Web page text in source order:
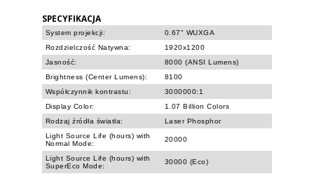
SPECYFIKACJA
System projekcji:
0.67" WUXGA
Rozdzielczość Natywna:
1920x1200
Jasność:
8000 (ANSI Lumens)
Brightness (Center Lumens):
8100
Współczynnik kontrastu:
3000000:1
Display Color:
1.07 Billion Colors
Rodzaj źródła światła:
Laser Phosphor
Light Source Life (hours) with
Normal Mode:
20000
Light Source Life (hours) with
SuperEco Mode:
30000 (Eco)